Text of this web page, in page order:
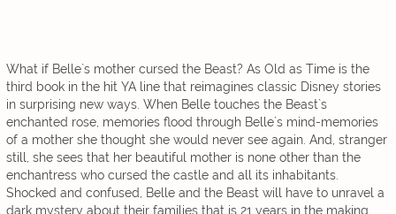
What if Belle`s mother cursed the Beast? As Old as Time is the
third book in the hit YA line that reimagines classic Disney stories
in surprising new ways. When Belle touches the Beast`s
enchanted rose, memories flood through Belle`s mind-memories
of a mother she thought she would never see again. And, stranger
still, she sees that her beautiful mother is none other than the
enchantress who cursed the castle and all its inhabitants.
Shocked and confused, Belle and the Beast will have to unravel a
dark mystery about their families that is 21 years in the making.